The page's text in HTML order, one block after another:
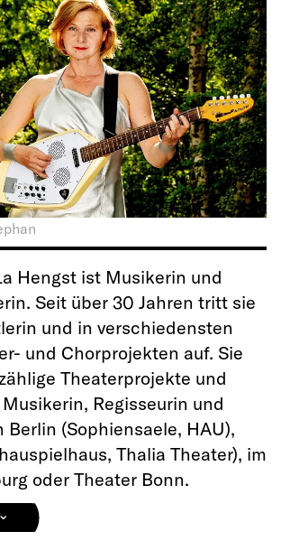
Hengst ist Musikerin und
Seit über 30 Jahren tritt sie
und in verschiedensten
und Chorprojekten auf. Sie
Theaterprojekte und
Regisseurin und
Berlin (Sophiensaele, HAU),
Thalia Theater), im
oder Theater Bonn.
⌄